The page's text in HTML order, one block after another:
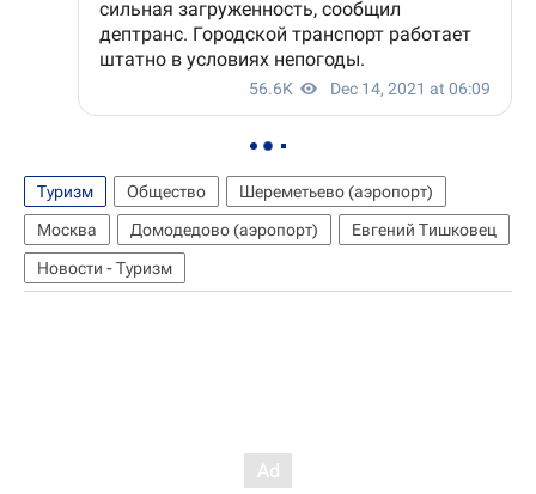
Туризм Общество
Шереметьево (аэропорт)
Москва
Домодедово (аэропорт)
Евгений Тишковец
Новости - Туризм